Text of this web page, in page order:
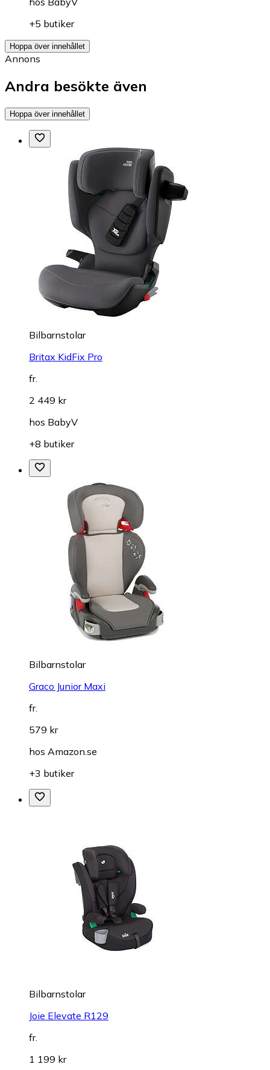
+5 butiker
Hoppa över innehållet
Annons
Andra besökte även
Hoppa över innehållet
Bilbarnstolar
Britax KidFix Pro
fr.
2 449 kr
hos BabyV
+8 butiker
Bilbarnstolar
Graco Junior Maxi
fr.
579 kr
hos Amazon.se
+3 butiker
Bilbarnstolar
Joie Elevate R129
fr.
1 199 kr